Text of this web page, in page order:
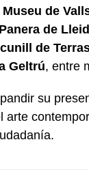
Museu de
de
de
Geltrú, entre
su
arte